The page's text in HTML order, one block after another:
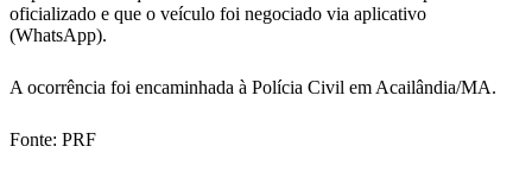
oficializado e que o veículo foi negociado via aplicativo
(WhatsApp).
A ocorrência foi encaminhada à Polícia Civil em Acailândia/MA.
Fonte: PRF